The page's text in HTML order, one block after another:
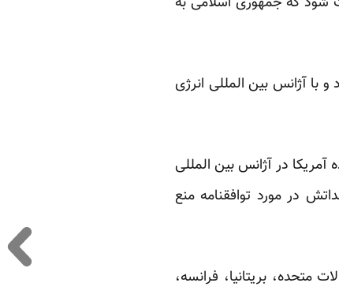
اسلامی می خواهند تا از فرصت مذاکرات آتی با گروه ۱+۵ در بغداد و با آژانس بین المللی انرژی
در آژانس بین المللی
در مورد توافقنامه منع
متحده، بریتانیا، فرانسه،